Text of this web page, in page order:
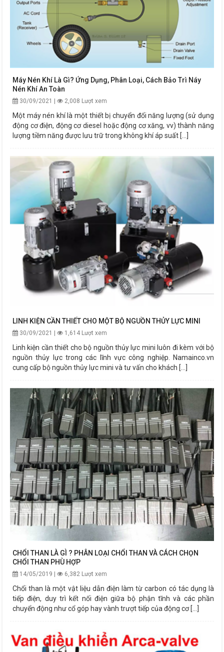
Máy Nén Khí Là Gì? Ứng Dụng, Phân Loại, Cách Bảo Trì Náy
Nén Khí An Toàn
30/09/2021 | 2,008 Lượt xem
Một máy nén khí là một thiết bị chuyển đổi năng lượng (sử dụng
động cơ điện, động cơ diesel hoặc động cơ xăng, vv) thành năng
lượng tiềm năng được lưu trữ trong không khí áp suất [...]
LINH KIỆN CẦN THIẾT CHO MỘT BỘ NGUỒN THỦY LỰC MINI
30/09/2021 | 1,614 Lượt xem
Linh kiện cần thiết cho bộ nguồn thủy lực mini luôn đi kèm với bộ
nguồn thủy lực trong các lĩnh vực công nghiệp. Namainco.vn
cung cấp bộ nguồn thủy lực mini và tư vấn cho khách [...]
CHỔI THAN LÀ GÌ ? PHÂN LOẠI CHỔI THAN VÀ CÁCH CHỌN
CHỔI THAN PHÙ HỢP
14/05/2019 | 6,382 Lượt xem
Chổi than là một vật liệu dẫn điện làm từ carbon có tác dụng là
tiếp điện, duy trì kết nối điện giữa bộ phận tĩnh và các phần
chuyển động như cổ góp hay vành trượt tiếp của động cơ [...]